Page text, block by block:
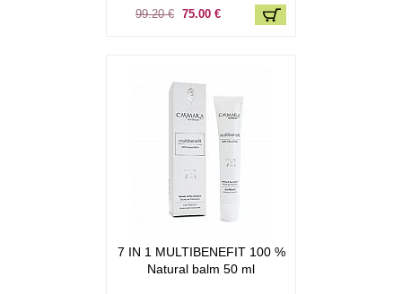
99.20 € 75.00 €
7 IN 1 MULTIBENEFIT 100 %
Natural balm 50 ml